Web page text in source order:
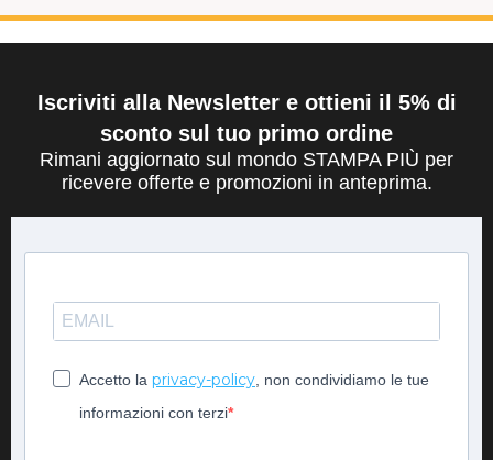
Iscriviti alla Newsletter e ottieni il 5% di
sconto sul tuo primo ordine
Rimani aggiornato sul mondo STAMPA PIÙ per
ricevere offerte e promozioni in anteprima.
Accetto la privacy-policy , non condividiamo le tue
informazioni con terzi